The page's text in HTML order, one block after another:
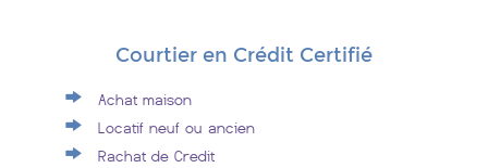
Courtier en Crédit Certifié
Achat maison
Locatif neuf ou ancien
Rachat de Credit